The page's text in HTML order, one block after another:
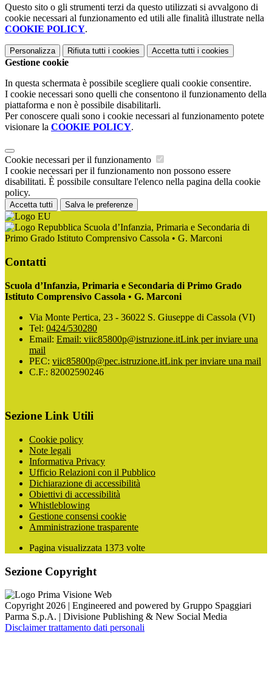
Questo sito o gli strumenti terzi da questo utilizzati si avvalgono di
cookie necessari al funzionamento ed utili alle finalità illustrate nella
COOKIE POLICY.
Personalizza Rifiuta tutti i cookies Accetta tutti i cookies
Gestione cookie
In questa schermata è possibile scegliere quali cookie consentire.
I cookie necessari sono quelli che consentono il funzionamento della
piattaforma e non è possibile disabilitarli.
Per conoscere quali sono i cookie necessari al funzionamento potete
visionare la COOKIE POLICY.
Cookie necessari per il funzionamento
I cookie necessari per il funzionamento non possono essere
disabilitati. È possibile consultare l'elenco nella pagina della cookie
policy.
Accetta tutti Salva le preferenze
Scuola d’Infanzia, Primaria e Secondaria di
Primo Grado Istituto Comprensivo Cassola • G. Marconi
Contatti
Scuola d’Infanzia, Primaria e Secondaria di Primo Grado
Istituto Comprensivo Cassola • G. Marconi
Via Monte Pertica, 23 - 36022 S. Giuseppe di Cassola (VI)
Tel: 0424/530280
Email: Email: viic85800p@istruzione.itLink per inviare una
mail
PEC: viic85800p@pec.istruzione.itLink per inviare una mail
C.F.: 82002590246
Sezione Link Utili
Cookie policy
Note legali
Informativa Privacy
Ufficio Relazioni con il Pubblico
Dichiarazione di accessibilità
Obiettivi di accessibilità
Whistleblowing
Gestione consensi cookie
Amministrazione trasparente
Pagina visualizzata 1373 volte
Sezione Copyright
Copyright 2026 | Engineered and powered by Gruppo Spaggiari
Parma S.p.A. | Divisione Publishing & New Social Media
Disclaimer trattamento dati personali